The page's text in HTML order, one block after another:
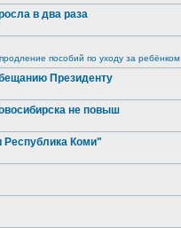
в два раза
пособий по уходу за ребёнком
Президенту
не повыш
Коми"